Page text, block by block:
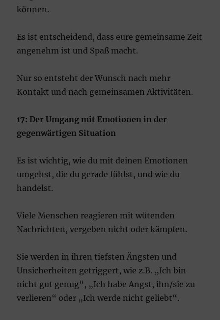
können.
Es ist entscheidend, dass eure gemeinsame Zeit
angenehm ist und Spaß macht.
Nur so entsteht der Wunsch nach mehr
Kontakt und nach gemeinsamen Aktivitäten.
17: Der Umgang mit Emotionen in der
gegenwärtigen Situation
Es ist wichtig, wie du mit deinen Emotionen
umgehst, die du gerade fühlst, und wie du
handelst.
Viele Menschen reagieren mit wütenden
Nachrichten, vergeben nicht oder kämpfen.
Sie werden in ihren tiefsten Ängsten und
Unsicherheiten getriggert, wie z.B. „Ich bin
nicht gut genug“, „Ich habe Angst, ihn/sie zu
verlieren“ oder „Ich werde nicht geliebt“.